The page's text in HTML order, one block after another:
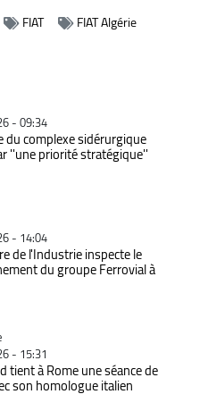
FIAT FIAT Algérie
- 09:34
du complexe sidérurgique
''une priorité stratégique''
- 14:04
de l'Industrie inspecte le
du groupe Ferrovial à
- 15:31
tient à Rome une séance de
son homologue italien